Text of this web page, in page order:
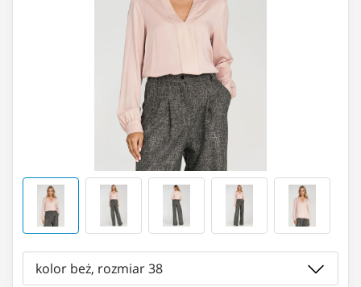
kolor beż, rozmiar 38